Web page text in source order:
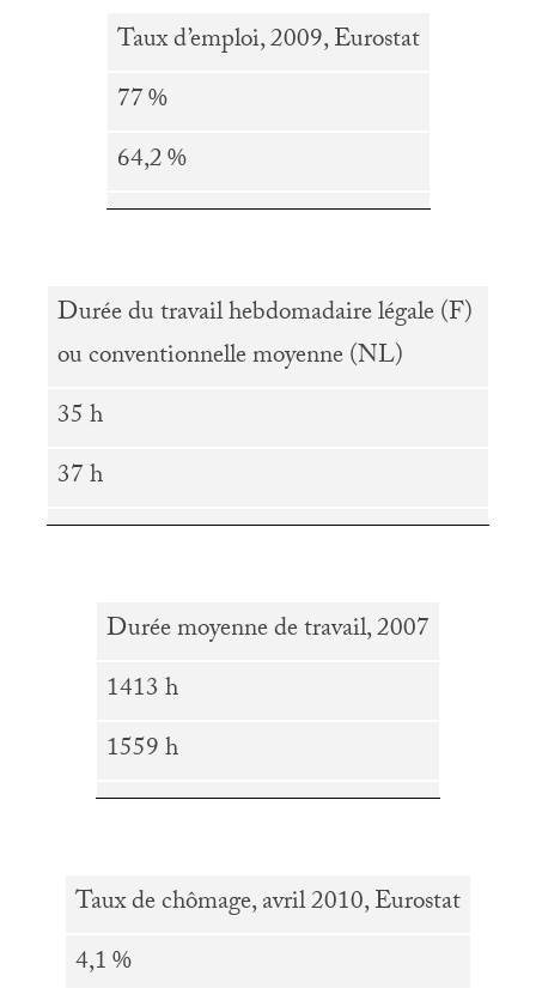
Taux d’emploi, 2009, Eurostat
77%
64,2%
Durée du travail hebdomadaire légale (F)
ou conventionnelle moyenne (NL)
35 h
37 h
Durée moyenne de travail, 2007
1413 h
1559 h
Taux de chômage, avril 2010, Eurostat
4,1%